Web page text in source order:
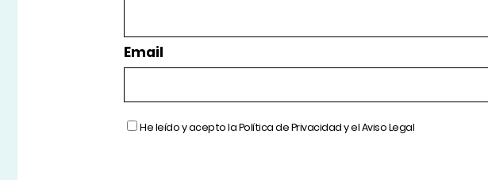
Email
He leído y acepto laPolítica de Privacidady elAviso Legal